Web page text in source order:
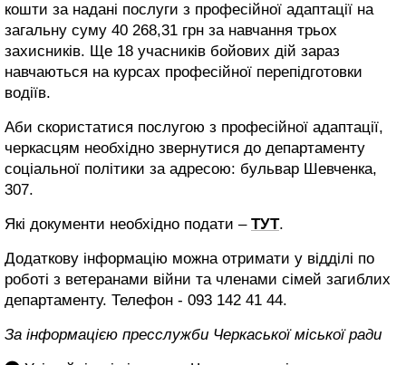
кошти за надані послуги з професійної адаптації на
загальну суму 40 268,31 грн за навчання трьох
захисників. Ще 18 учасників бойових дій зараз
навчаються на курсах професійної перепідготовки
водіїв.
Аби скористатися послугою з професійної адаптації,
черкасцям необхідно звернутися до департаменту
соціальної політики за адресою: бульвар Шевченка,
307.
Які документи необхідно подати – ТУТ.
Додаткову інформацію можна отримати у відділі по
роботі з ветеранами війни та членами сімей загиблих
департаменту. Телефон - 093 142 41 44.
За інформацією пресслужби Черкаської міської ради